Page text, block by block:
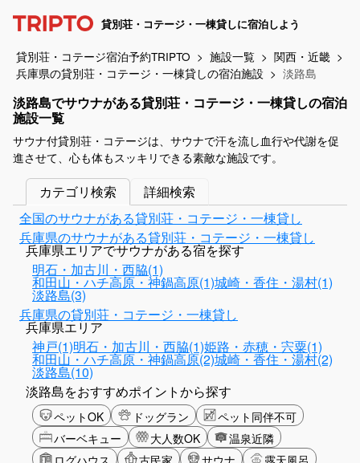
貸別荘・コテージ・一棟貸しに宿泊しよう
貸別荘・コテージ宿泊予約TRIPTO 施設一覧
関西・近畿
兵庫県の貸別荘・コテージ・一棟貸しの宿泊施設
淡路島
淡路島でサウナがある貸別荘・コテージ・一棟貸しの宿泊
施設一覧
サウナ付貸別荘・コテージは、サウナで汗を流し血行や代謝を促
進させて、心も体もスッキリできる素敵な施設です。
カテゴリ検索
詳細検索
全国のサウナがある貸別荘・コテージ・一棟貸し
兵庫県のサウナがある貸別荘・コテージ・一棟貸し
兵庫県エリアでサウナがある宿を探す
明石・加古川・西脇(1)
和田山・ハチ高原・神鍋高原(1)城崎・香住・湯村(1)
淡路島(3)
兵庫県の貸別荘・コテージ・一棟貸し
兵庫県エリア
神戸(1)明石・加古川・西脇(1)姫路・赤穂・宍粟(1)
和田山・ハチ高原・神鍋高原(2)城崎・香住・湯村(2)
淡路島(10)
淡路島をおすすめポイントから探す
ペットOK ドッグラン
ペット同伴不可
バーベキュー
大人数OK
温泉近隣
ログハウス
古民家 サウナ
露天風呂